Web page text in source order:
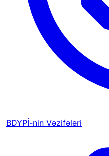
BDYPİ-nin Vəzifələri